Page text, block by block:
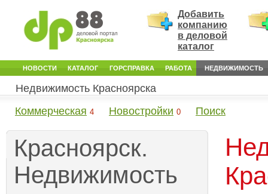
Добавить
компанию
в деловой
каталог
НОВОСТИ КАТАЛОГ ГОРСПРАВКА РАБОТА НЕДВИЖИМОСТЬ
Недвижимость Красноярска
Коммерческая 4 Новостройки 0 Поиск
Красноярск.
Недвижимость